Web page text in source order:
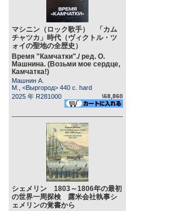
マシニン（ロック歌手） 「カム
チャツカ」時代（ヴィクトル・ツ
ォイの聖地の全歴史）
Время "Камчатки"./ ред. О.
Машнина. (Возьми мое сердце,
Камчатка!)
Машнин А.
М., <Выргород> 440 c. hard
2025 年 R281000
\68,860
シェメリン 1803～1806年の最初
の世界一周探検 露米会社執事シ
ェメリンの覚書から